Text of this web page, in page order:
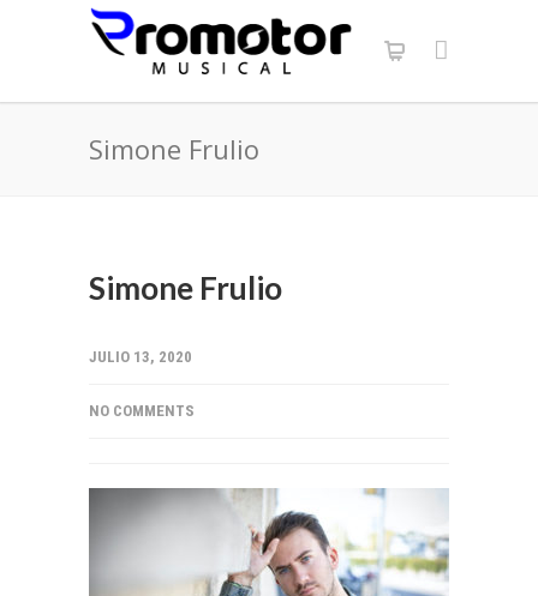
Simone Frulio
Simone Frulio
JULIO 13, 2020
NO COMMENTS